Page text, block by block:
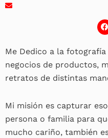
F
a
b
o
k
Me Dedico a la
negocios de productos,
retratos de distintas
Mi misión es capturar
persona o familia para
mucho cariño, también